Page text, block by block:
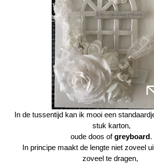
In de tussentijd kan ik mooi een
stuk karton,
oude doos ofgreyboard.
In principe maakt de lengte niet zoveel
zoveel te dragen,